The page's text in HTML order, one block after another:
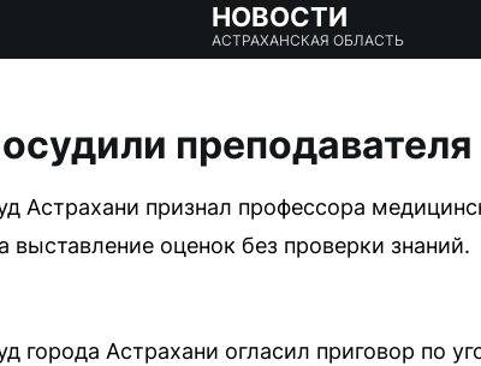
НОВОСТИ
АСТРАХАНСКАЯ ОБЛАСТЬ
преподавателя
Астрахани признал профессора
выставление оценок без проверки знаний.
города Астрахани огласил приговор по